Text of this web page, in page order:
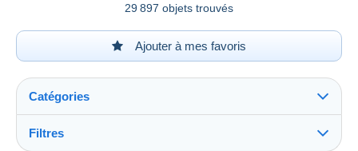
29 897 objets trouvés
Ajouter à mes favoris
Catégories
Filtres